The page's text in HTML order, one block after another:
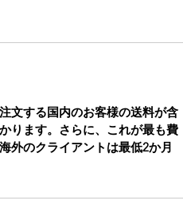
文する国内のお客様の送料が含
ります。さらに、これが最も費
外のクライアントは最低2か月